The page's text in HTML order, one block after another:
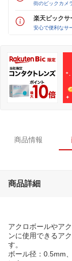
街のビックカメ
楽天ビックサ
安心で便利なサ
商品情報
商品詳細
アクロボールやア
ンに使用できるア
す。
ボール径：0.5mm